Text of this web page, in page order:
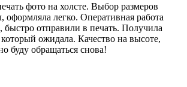
фото на холсте. Выбор размеров
оформляла легко. Оперативная работа
быстро отправили в печать. Получила
который ожидала. Качество на высоте,
буду обращаться снова!